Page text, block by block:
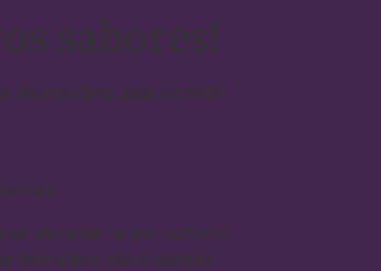
sabores!
desmembrar cada aspecto:
alimentar ou por conforto.
bastante e não é sempre